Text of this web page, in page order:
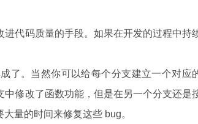
代码质量的手段。如果在开发的过程中持
了。当然你可以给每个分支建立一个对应
修改了函数功能，但是在另一个分支还是
量的时间来修复这些 bug。